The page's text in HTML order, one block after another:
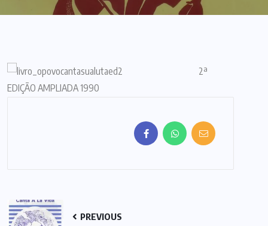
2ª
EDIÇÃO AMPLIADA 1990
PREVIOUS